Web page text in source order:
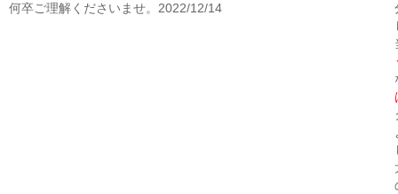
何卒ご理解くださいませ。2022/12/14